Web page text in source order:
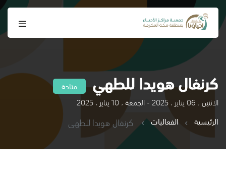
كرنفال هويدا للطهي متاحة
الاثنين ، 06 يناير ، 2025 - الجمعة ، 10 يناير ، 2025
الرئيسية
الفعاليات كرنفال هويدا للطهي